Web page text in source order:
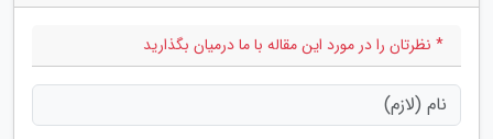
* نظرتان را در مورد این مقاله با ما درمیان بگذارید